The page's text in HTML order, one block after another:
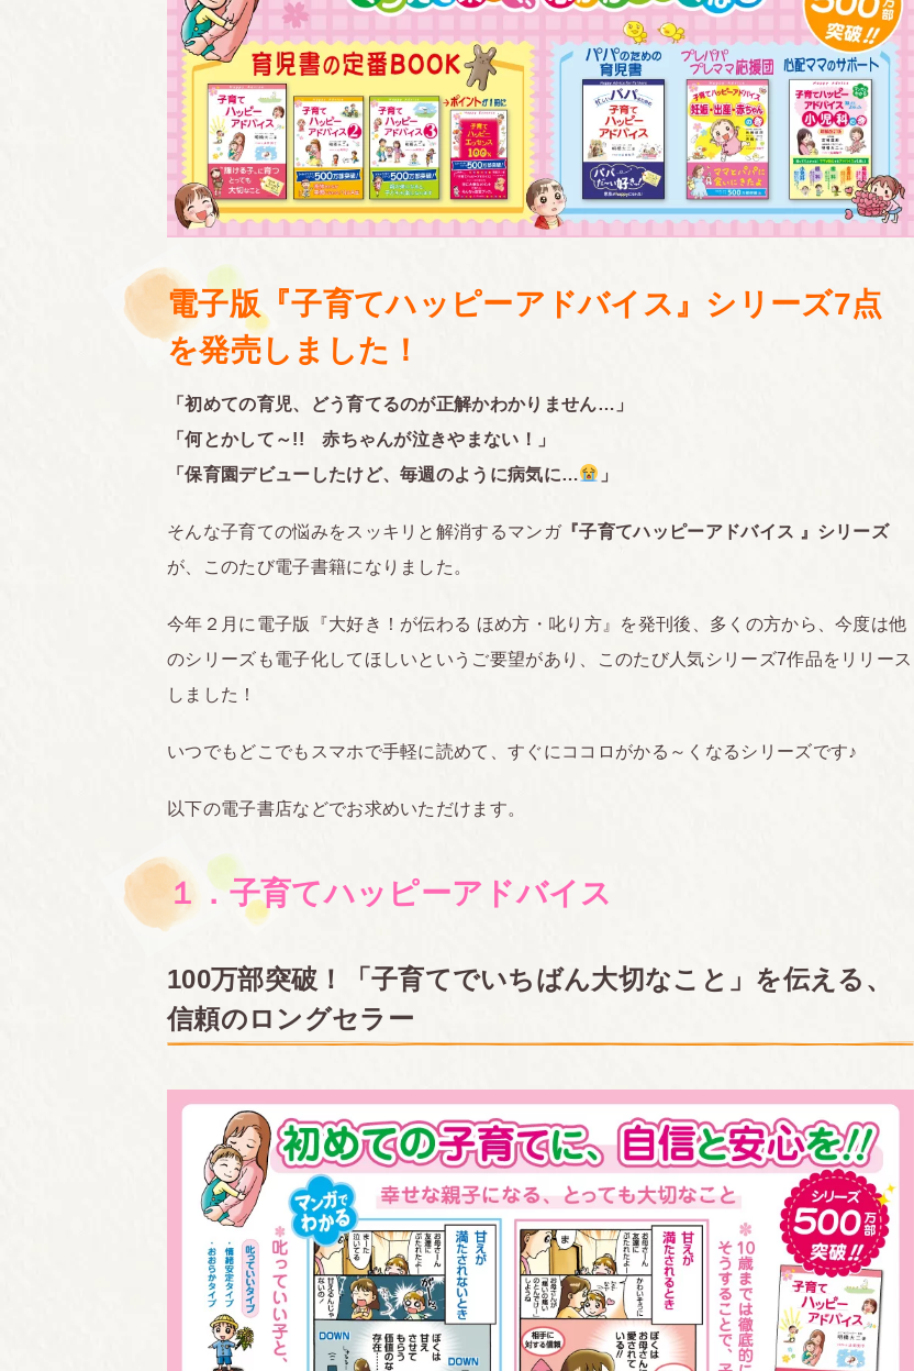
電子版『子育てハッピーアドバイス』シリーズ7点
を発売しました！
「初めての育児、どう育てるのが正解かわかりません…」
「何とかして～!! 赤ちゃんが泣きやまない！」
「保育園デビューしたけど、毎週のように病気に…
」
そんな子育ての悩みをスッキリと解消するマンガ『子育てハッピーアドバイス 』シリーズ
が、このたび電子書籍になりました。
今年２月に電子版『大好き！が伝わる ほめ方・叱り方』を発刊後、多くの方から、今度は他
のシリーズも電子化してほしいというご要望があり、このたび人気シリーズ7作品をリリース
しました！
いつでもどこでもスマホで手軽に読めて、すぐにココロがかる～くなるシリーズです♪
以下の電子書店などでお求めいただけます。
１．子育てハッピーアドバイス
100万部突破！「子育てでいちばん大切なこと」を伝える、
信頼のロングセラー